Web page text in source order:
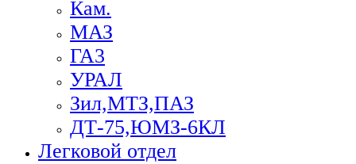
Кам.
МАЗ
ГА3
УРАЛ
Зил,МТЗ,ПАЗ
ДТ-75,ЮМЗ-6КЛ
Легковой отдел